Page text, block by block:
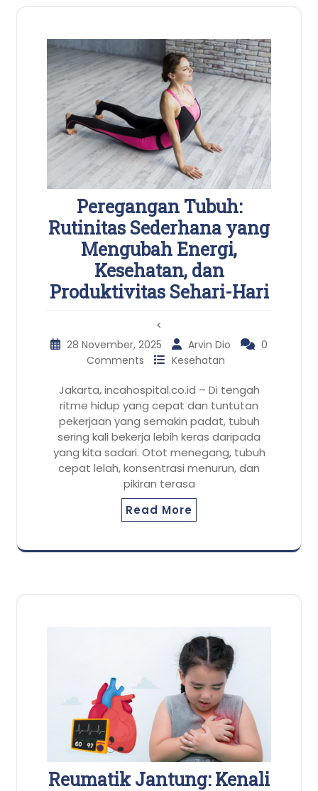
Peregangan Tubuh:
Rutinitas Sederhana yang
Mengubah Energi,
Kesehatan, dan
Produktivitas Sehari-Hari
<
28 November, 2025 Arvin Dio
0
Comments
Kesehatan
Jakarta, incahospital.co.id – Di tengah
ritme hidup yang cepat dan tuntutan
pekerjaan yang semakin padat, tubuh
sering kali bekerja lebih keras daripada
yang kita sadari. Otot menegang, tubuh
cepat lelah, konsentrasi menurun, dan
pikiran terasa
Read More
Reumatik Jantung: Kenali